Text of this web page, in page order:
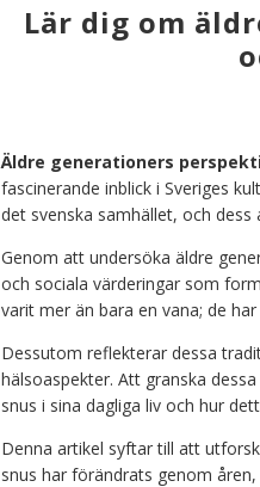
Lär dig om
Äldre generationers
fascinerande inblick i Sveriges
det svenska samhället, och
Genom att undersöka äldre
och sociala värderingar som
varit mer än bara en vana; de
Dessutom reflekterar dessa
hälsoaspekter. Att granska
snus i sina dagliga liv och hur
Denna artikel syftar till att
snus har förändrats genom